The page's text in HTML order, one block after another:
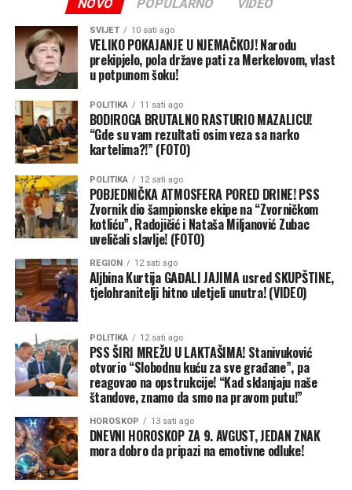
Ovogodišnji „Zvornički kotlić“ još jednom je potvrdio da
su drinska plaža i dobra hrana savršen recept za spajanje
ljudi, promociju turizma i očuvanje duha zajedništva u
Zvorniku.
Banjaluka24
pretvorimo u djelo. Tako
smo radili do sada i imamo
elana da nastavimo”,
poručio je Stanivuković.
On se ovom prilikom osvrnuo i na opstrukcije i probleme
sa kojima se PSS suočio tokom postavljanja štandova za
prikupljanje potpisa u okviru narodne inicijative
„Zdravlje bez poreza“. Iako su svi zahtjevi predati na
vrijeme, pisani odgovor od nadležnih organa nikada nije
stigao.
Međutim, Stanivuković naglašava da ga takvi potezi ne
mogu zaustaviti:
NOVO POPULARNO VIDEO
SVIJET 10 sati ago
VELIKO POKAJANJE U NJEMAČKOJ! Narodu
prekipjelo, pola države pati za Merkelovom, vlast
u potpunom šoku!
POLITIKA 11 sati ago
BODIROGA BRUTALNO RASTURIO MAZALICU!
“Gde su vam rezultati osim veza sa narko
kartelima?!” (FOTO)
POLITIKA 12 sati ago
POBJEDNIČKA ATMOSFERA PORED DRINE! PSS
Zvornik dio šampionske ekipe na “Zvorničkom
kotliću”, Radojičić i Nataša Miljanović Zubac
uveličali slavlje! (FOTO)
REGION 12 sati ago
Aljbina Kurtija GAĐALI JAJIMA usred SKUPŠTINE,
tjelohranitelji hitno uletjeli unutra! (VIDEO)
POLITIKA 12 sati ago
PSS ŠIRI MREŽU U LAKTAŠIMA! Stanivuković
otvorio “Slobodnu kuću za sve građane”, pa
reagovao na opstrukcije! “Kad sklanjaju naše
štandove, znamo da smo na pravom putu!”
HOROSKOP 13 sati ago
DNEVNI HOROSKOP ZA 9. AVGUST, JEDAN ZNAK
mora dobro da pripazi na emotivne odluke!